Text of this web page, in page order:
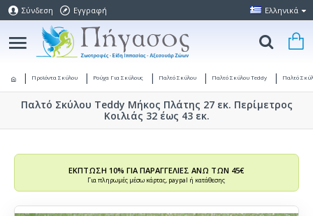
Σύνδεση Εγγραφή Ελληνικά
Προϊόντα Σκύλου Ρούχα Για Σκύλους Παλτό Σκύλου Παλτό Σκύλου Teddy Παλτό
Παλτό Σκύλου Teddy Μήκος Πλάτης 27 εκ. Περίμετρος
Κοιλιάς 32 έως 43 εκ.
ΕΚΠΤΩΣΗ 10% ΓΙΑ ΠΑΡΑΓΓΕΛΙΕΣ ΑΝΩ ΤΩΝ 45€
Για πληρωμές μέσω κάρτας, paypal ή κατάθεσης